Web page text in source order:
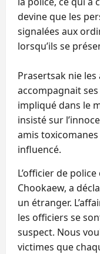
devine que les
signalées aux
lorsqu’ils se
Prasertsak nie
accompagnait ses
impliqué dans le
insisté sur
amis toxicomanes
influencé.
L’officier de
Chookaew, a
un étranger.
les officiers se
suspect. Nous
victimes que